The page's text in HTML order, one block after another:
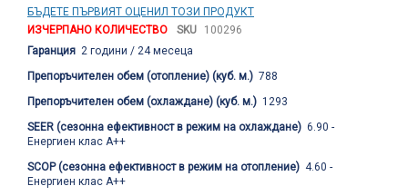
снимки
БЪДЕТЕ ПЪРВИЯТ ОЦЕНИЛ ТОЗИ ПРОДУКТ
ИЗЧЕРПАНО КОЛИЧЕСТВО
SKU
100296
Гаранция 2 години / 24 месеца
Препоръчителен обем (отопление) (куб. м.) 788
Препоръчителен обем (охлаждане) (куб. м.) 1293
SEER (сезонна ефективност в режим на охлаждане) 6.90 -
Енергиен клас А++
SCOP (сезонна ефективност в режим на отопление) 4.60 -
Енергиен клас А++